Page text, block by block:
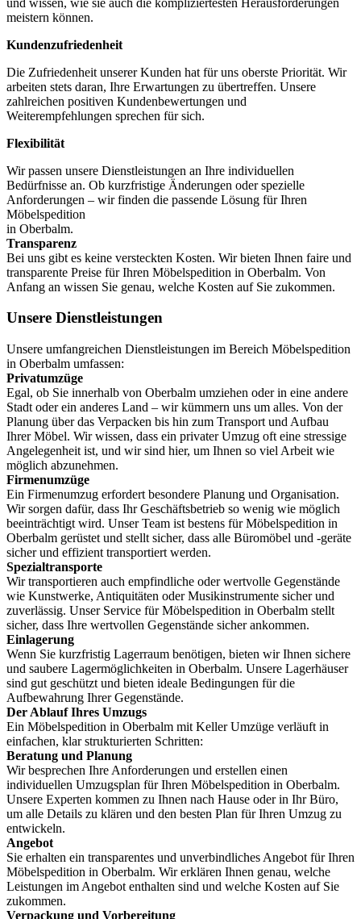
meistern können.
Kundenzufriedenheit
Die Zufriedenheit unserer Kunden hat für uns oberste Priorität. Wir
arbeiten stets daran, Ihre Erwartungen zu übertreffen. Unsere
zahlreichen positiven Kundenbewertungen und
Weiterempfehlungen sprechen für sich.
Flexibilität
Wir passen unsere Dienstleistungen an Ihre individuellen
Bedürfnisse an. Ob kurzfristige Änderungen oder spezielle
Anforderungen – wir finden die passende Lösung für Ihren
Möbelspedition
in Oberbalm.
Transparenz
Bei uns gibt es keine versteckten Kosten. Wir bieten Ihnen faire und
transparente Preise für Ihren Möbelspedition in Oberbalm. Von
Anfang an wissen Sie genau, welche Kosten auf Sie zukommen.
Unsere Dienstleistungen
Unsere umfangreichen Dienstleistungen im Bereich Möbelspedition
in Oberbalm umfassen:
Privatumzüge
Egal, ob Sie innerhalb von Oberbalm umziehen oder in eine andere
Stadt oder ein anderes Land – wir kümmern uns um alles. Von der
Planung über das Verpacken bis hin zum Transport und Aufbau
Ihrer Möbel. Wir wissen, dass ein privater Umzug oft eine stressige
Angelegenheit ist, und wir sind hier, um Ihnen so viel Arbeit wie
möglich abzunehmen.
Firmenumzüge
Ein Firmenumzug erfordert besondere Planung und Organisation.
Wir sorgen dafür, dass Ihr Geschäftsbetrieb so wenig wie möglich
beeinträchtigt wird. Unser Team ist bestens für Möbelspedition in
Oberbalm gerüstet und stellt sicher, dass alle Büromöbel und -geräte
sicher und effizient transportiert werden.
Spezialtransporte
Wir transportieren auch empfindliche oder wertvolle Gegenstände
wie Kunstwerke, Antiquitäten oder Musikinstrumente sicher und
zuverlässig. Unser Service für Möbelspedition in Oberbalm stellt
sicher, dass Ihre wertvollen Gegenstände sicher ankommen.
Einlagerung
Wenn Sie kurzfristig Lagerraum benötigen, bieten wir Ihnen sichere
und saubere Lagermöglichkeiten in Oberbalm. Unsere Lagerhäuser
sind gut geschützt und bieten ideale Bedingungen für die
Aufbewahrung Ihrer Gegenstände.
Der Ablauf Ihres Umzugs
Ein Möbelspedition in Oberbalm mit Keller Umzüge verläuft in
einfachen, klar strukturierten Schritten:
Beratung und Planung
Wir besprechen Ihre Anforderungen und erstellen einen
individuellen Umzugsplan für Ihren Möbelspedition in Oberbalm.
Unsere Experten kommen zu Ihnen nach Hause oder in Ihr Büro,
um alle Details zu klären und den besten Plan für Ihren Umzug zu
entwickeln.
Angebot
Sie erhalten ein transparentes und unverbindliches Angebot für Ihren
Möbelspedition in Oberbalm. Wir erklären Ihnen genau, welche
Leistungen im Angebot enthalten sind und welche Kosten auf Sie
zukommen.
Verpackung und Vorbereitung